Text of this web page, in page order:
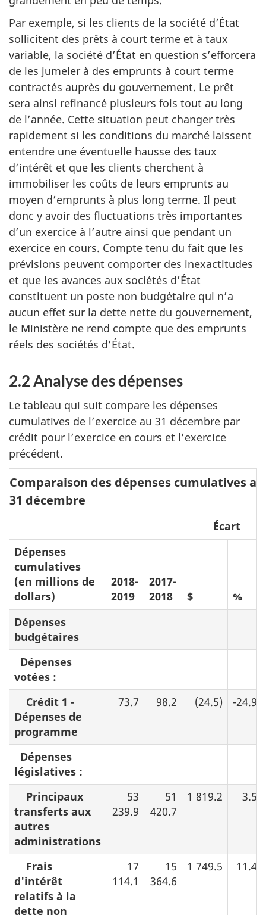
Par exemple, si les clients de la société d’État
sollicitent des prêts à court terme et à taux
variable, la société d’État en question s’efforcera
de les jumeler à des emprunts à court terme
contractés auprès du gouvernement. Le prêt
sera ainsi refinancé plusieurs fois tout au long
de l’année. Cette situation peut changer très
rapidement si les conditions du marché laissent
entendre une éventuelle hausse des taux
d’intérêt et que les clients cherchent à
immobiliser les coûts de leurs emprunts au
moyen d’emprunts à plus long terme. Il peut
donc y avoir des fluctuations très importantes
d’un exercice à l’autre ainsi que pendant un
exercice en cours. Compte tenu du fait que les
prévisions peuvent comporter des inexactitudes
et que les avances aux sociétés d’État
constituent un poste non budgétaire qui n’a
aucun effet sur la dette nette du gouvernement,
le Ministère ne rend compte que des emprunts
réels des sociétés d’État.
2.2 Analyse des dépenses
Le tableau qui suit compare les dépenses
cumulatives de l’exercice au 31 décembre par
crédit pour l’exercice en cours et l’exercice
précédent.
Comparaison des dépenses cumulatives au
31 décembre
Écart
Dépenses
cumulatives
(en millions de
dollars)
2018-
2019
2017-
2018
$
%
Dépenses
budgétaires
Dépenses
votées :
Crédit 1 -
Dépenses de
programme
73.7 98.2 (24.5) -24.9%
Dépenses
législatives :
Principaux
transferts aux
autres
administrations
53
239.9
51
420.7
1 819.2 3.5%
Frais
d'intérêt
relatifs à la
dette non
17
114.1
15
364.6
1 749.5 11.4%